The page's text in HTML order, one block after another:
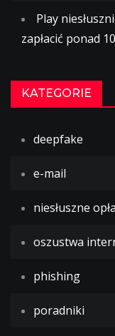
Play
zapłacić ponad
KATEGORIE
deepfake
e-mail
niesłuszne
oszustwa
phishing
poradniki